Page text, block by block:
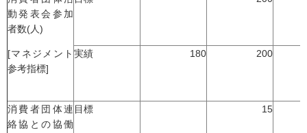
動発表会参加
者数(人)
[マネジメント
参考指標]
実績 180 200
消費者団体連
絡協との協働
目標 15